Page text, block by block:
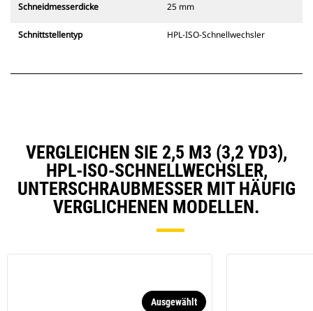
Schneidmesserdicke 25 mm
Schnittstellentyp HPL-ISO-Schnellwechsler
VERGLEICHEN SIE 2,5 M3 (3,2 YD3),
HPL-ISO-SCHNELLWECHSLER,
UNTERSCHRAUBMESSER MIT HÄUFIG
VERGLICHENEN MODELLEN.
Ausgewählt